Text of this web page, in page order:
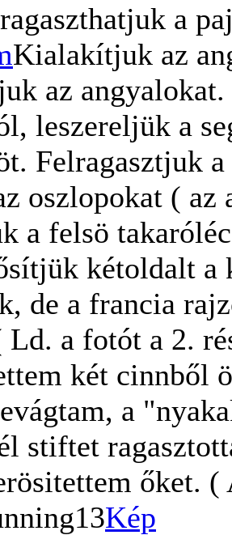
a
Kialakítjuk az
az
leszereljük a
Felragasztjuk
oszlopokat (
a felsö
kétoldalt a
de a francia
a fotót a 2.
két cinnből
a
stiftet
őket.
Kép